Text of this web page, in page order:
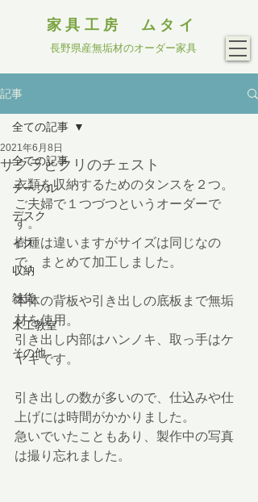
家具工房 ムタイ
長野県産無垢材のオーダー家具
記事
全ての記事
テーブル
デスク
イス
収納
雑貨
木工教室
その他
全ての記事
サクラとクリのチェスト
2021年6月8日
衣類を収納するためのタンスを２つ。
ご夫婦で１つづつというオーダーで
す。
樹種は違いますがサイズは同じなの
で、まとめて加工しました。
本体の背板や引き出しの底板まで無垢
材を使用。
引き出し内部はハンノキ、取っ手はケ
ヤキです。
引き出しの数が多いので、仕込みや仕
上げには時間がかかりました。
急いでいたこともあり、製作中の写真
は撮り忘れました。